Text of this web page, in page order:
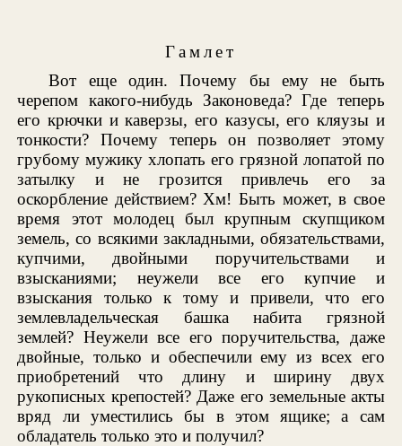
Гамлет
Вот еще один. Почему бы ему не быть
черепом какого-нибудь Законоведа? Где теперь
его крючки и каверзы, его казусы, его кляузы и
тонкости? Почему теперь он позволяет этому
грубому мужику хлопать его грязной лопатой по
затылку и не грозится привлечь его за
оскорбление действием? Хм! Быть может, в свое
время этот молодец был крупным скупщиком
земель, со всякими закладными, обязательствами,
купчими, двойными поручительствами и
взысканиями; неужели все его купчие и
взыскания только к тому и привели, что его
землевладельческая башка набита грязной
землей? Неужели все его поручительства, даже
двойные, только и обеспечили ему из всех его
приобретений что длину и ширину двух
рукописных крепостей? Даже его земельные акты
вряд ли уместились бы в этом ящике; а сам
обладатель только это и получил?